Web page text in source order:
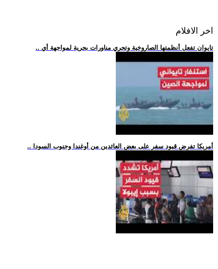
اخر الافلام
.. تايوان تفعل أنظمتها الصاروخية وتجري مناورات بحرية لمواجهة أي
.. أمريكا تفرض قيود سفر على بعض العائدين من أوغندا وجنوب السودا